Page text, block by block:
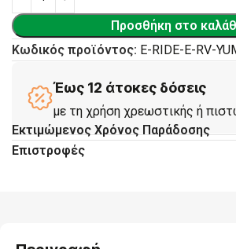
Προσθήκη στο
Κωδικός προϊόντος: E-RIDE-E-RV-
Έως 12 άτοκες δόσεις
με τη χρήση χρεωστικής ή
Εκτιμώμενος Χρόνος Παράδοσης
Επιστροφές